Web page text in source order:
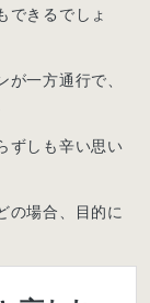
できるでしょ
一方通行で、
ずしも辛い思い
の場合、目的に